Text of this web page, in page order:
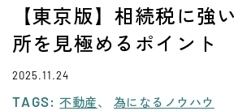
【東京版】相続税に強
所を見極めるポイント
2025.11.24
TAGS: 不動産 為になるノウハウ